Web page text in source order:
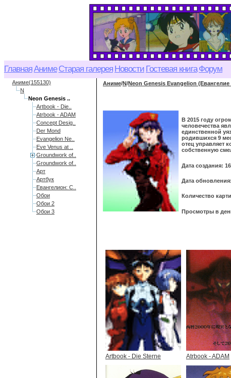
ГлавнаяАниме Старая галерея Новости Гостевая книга Форум
Аниме(155130)
N
Neon Genesis ..
Artbook - Die..
Atrbook - ADAM
Concept Desig..
Der Mond
Evangelion Ne..
Eve Venus at ..
Groundwork of..
Groundwork of..
Арт
Артбук
Евангелион: С..
Обои
Обои 2
Обои 3
Аниме/N/Neon Genesis Evangelion
В 2015 году
человечества
единственной
родившихся 9
отец управляет
собственную
Дата создания:
Дата
Количество
Просмотры в
Artbook - Die Sterne Atrbook - ADAM